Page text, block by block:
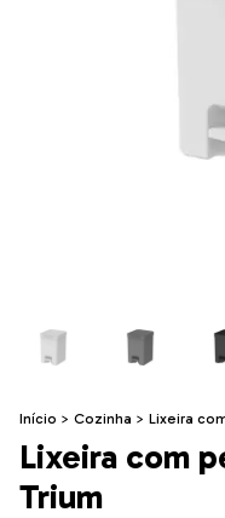
Início > Cozinha > Lixeira
Lixeira com
Trium